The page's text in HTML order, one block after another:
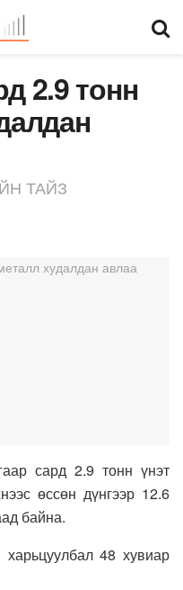
2.9 тонн
ТАЙЗ
сард 2.9 тонн үнэт
өссөн дүнгээр 12.6
байна.
48 хувиар